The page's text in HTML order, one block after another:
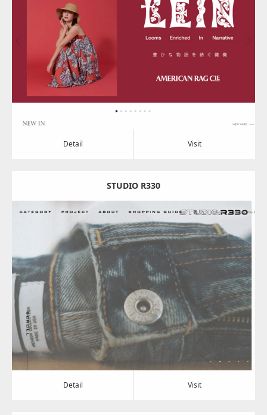
2024.08.08
アパレル・バッグ
Detail Visit
Detail Visit
STUDIO R330
Update: 2024.08.07
Category:アパレル・バッグ
Detail Visit
Detail Visit